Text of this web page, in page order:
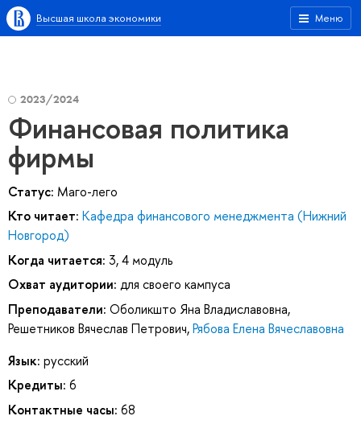
Меню
Высшая школа экономики
2023/2024
Финансовая политика
фирмы
Статус: Маго-лего
Кто читает: Кафедра финансового менеджмента (Нижний
Новгород)
Когда читается: 3, 4 модуль
Охват аудитории: для своего кампуса
Преподаватели: Оболикшто Яна Владиславовна,
Решетников Вячеслав Петрович,Рябова Елена Вячеславовна
Язык: русский
Кредиты: 6
Контактные часы: 68